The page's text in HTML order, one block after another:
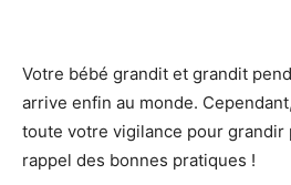
Votre bébé grandit et grandit
arrive enfin au monde.
toute votre vigilance pour grandir
rappel des bonnes pratiques !